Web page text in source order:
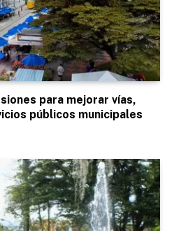
para mejorar vías,
públicos municipales